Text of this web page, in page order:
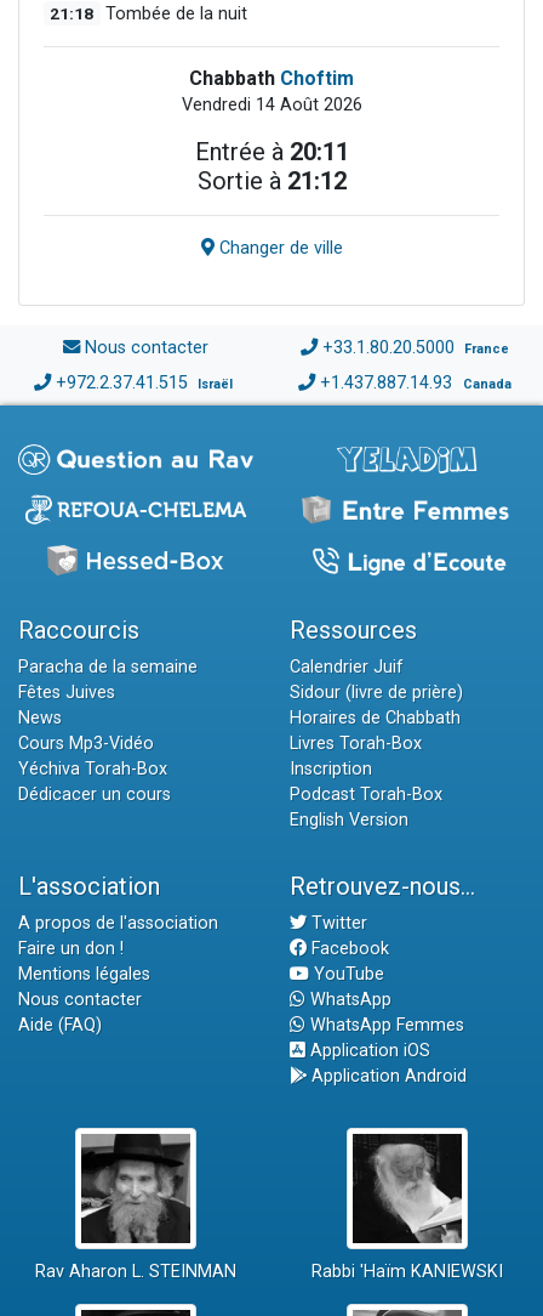
21:18 Tombée de la nuit
Chabbath Choftim
Vendredi 14 Août 2026
Entrée à 20:11
Sortie à 21:12
Changer de ville
Nous contacter +33.1.80.20.5000 France
+972.2.37.41.515 Israël +1.437.887.14.93 Canada
Raccourcis
Paracha de la semaine
Fêtes Juives
News
Cours Mp3-Vidéo
Yéchiva Torah-Box
Dédicacer un cours
Ressources
Calendrier Juif
Sidour (livre de prière)
Horaires de Chabbath
Livres Torah-Box
Inscription
Podcast Torah-Box
English Version
L'association
A propos de l'association
Faire un don !
Mentions légales
Nous contacter
Aide (FAQ)
Retrouvez-nous...
Twitter
Facebook
YouTube
WhatsApp
WhatsApp Femmes
Application iOS
Application Android
Rav Aharon L. STEINMAN Rabbi 'Haïm KANIEWSKI